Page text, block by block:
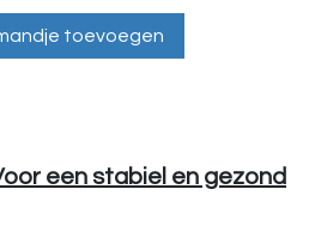
toevoegen
een stabiel en gezond